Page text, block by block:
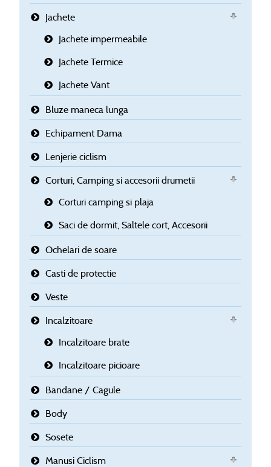
Jachete
Jachete impermeabile
Jachete Termice
Jachete Vant
Bluze maneca lunga
Echipament Dama
Lenjerie ciclism
Corturi, Camping si accesorii drumetii
Corturi camping si plaja
Saci de dormit, Saltele cort, Accesorii
Ochelari de soare
Casti de protectie
Veste
Incalzitoare
Incalzitoare brate
Incalzitoare picioare
Bandane / Cagule
Body
Sosete
Manusi Ciclism